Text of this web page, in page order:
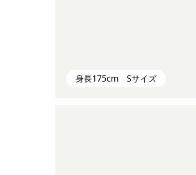
身長175cm Sサイズ